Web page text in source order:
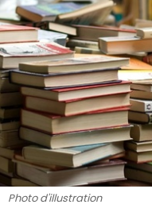
Photo d'illustration